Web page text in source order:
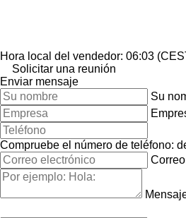
Hora local del vendedor: 06:03
Solicitar una reunión
Enviar mensaje
Su
Compruebe el número de teléfono: